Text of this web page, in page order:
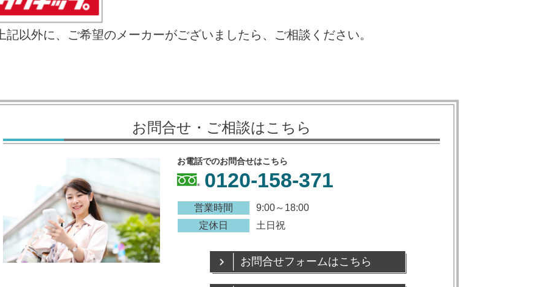
上記以外に、ご希望のメーカーがございましたら、ご相談ください。
お問合せ・ご相談はこちら
お電話でのお問合せはこちら
0120-158-371
営業時間
9:00～18:00
定休日
土日祝
お問合せフォームはこちら